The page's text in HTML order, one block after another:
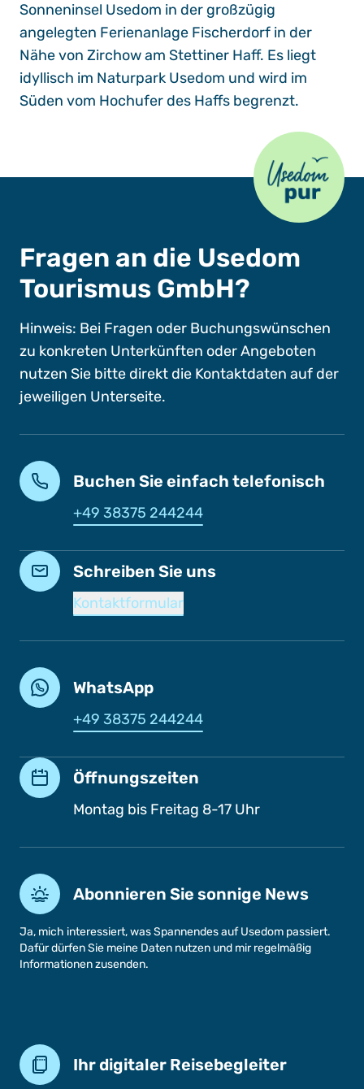
Sonneninsel Usedom in der großzügig
angelegten Ferienanlage Fischerdorf in der
Nähe von Zirchow am Stettiner Haff. Es liegt
idyllisch im Naturpark Usedom und wird im
Süden vom Hochufer des Haffs begrenzt.
Usedom Pur
Fragen an die Usedom
Tourismus GmbH?
Hinweis: Bei Fragen oder Buchungswünschen
zu konkreten Unterkünften oder Angeboten
nutzen Sie bitte direkt die Kontaktdaten auf der
jeweiligen Unterseite.
Buchen Sie einfach telefonisch
+49 38375 244244
Schreiben Sie uns
Kontaktformular
WhatsApp
+49 38375 244244
Öffnungszeiten
Montag bis Freitag 8-17 Uhr
Abonnieren Sie sonnige News
Ja, mich interessiert, was Spannendes auf Usedom passiert.
Dafür dürfen Sie meine Daten nutzen und mir regelmäßig
Informationen zusenden.
Ihr digitaler Reisebegleiter